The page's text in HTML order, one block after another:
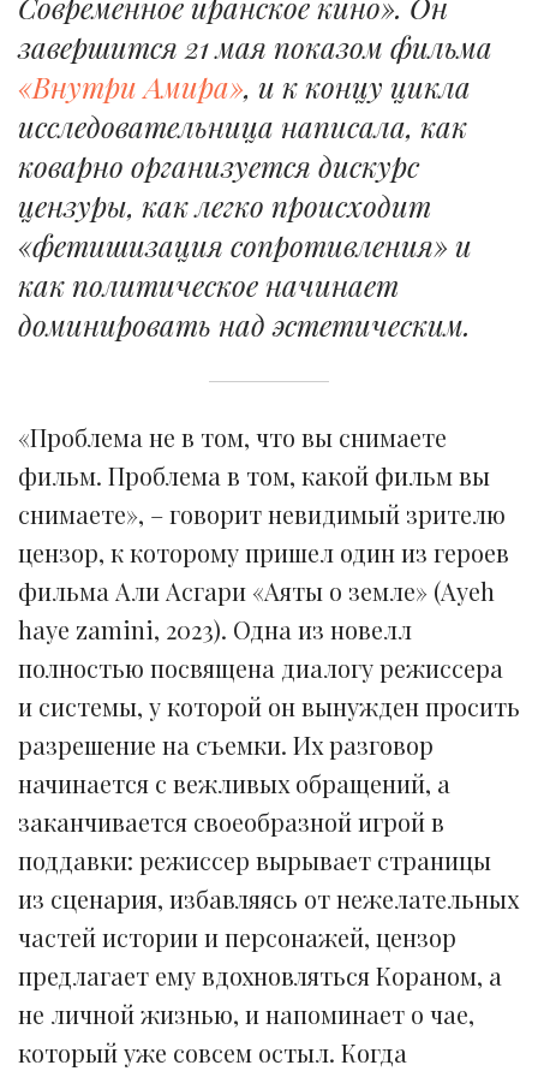
завершится 21 мая показом фильма
«Внутри Амира», и к концу цикла
исследовательница написала, как
коварно организуется дискурс
цензуры, как легко происходит
«фетишизация сопротивления» и
как политическое начинает
доминировать над эстетическим.
«Проблема не в том, что вы снимаете
фильм. Проблема в том, какой фильм вы
снимаете», – говорит невидимый зрителю
цензор, к которому пришел один из героев
фильма Али Асгари «Аяты о земле» (Ayeh
haye zamini, 2023). Одна из новелл
полностью посвящена диалогу режиссера
и системы, у которой он вынужден просить
разрешение на съемки. Их разговор
начинается с вежливых обращений, а
заканчивается своеобразной игрой в
поддавки: режиссер вырывает страницы
из сценария, избавляясь от нежелательных
частей истории и персонажей, цензор
предлагает ему вдохновляться Кораном, а
не личной жизнью, и напоминает о чае,
который уже совсем остыл. Когда